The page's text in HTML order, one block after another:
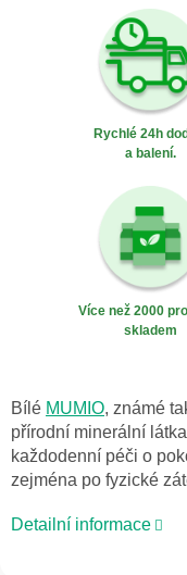
Rychlé 24h
a balení.
Více než 2000
skladem
Bílé MUMIO, známé
přírodní minerální
každodenní péči o
zejména po fyzické
Detailní informace